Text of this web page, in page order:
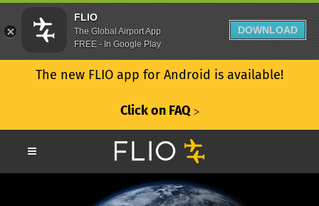
The new FLIO app for Android is available!
Click on FAQ ᐳ
FLIO
The Global Airport App
FREE - In Google Play
DOWNLOAD